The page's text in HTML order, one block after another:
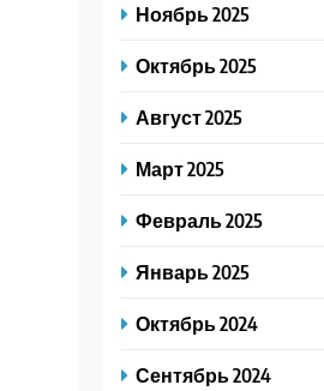
Ноябрь 2025
Октябрь 2025
Август 2025
Март 2025
Февраль 2025
Январь 2025
Октябрь 2024
Сентябрь 2024